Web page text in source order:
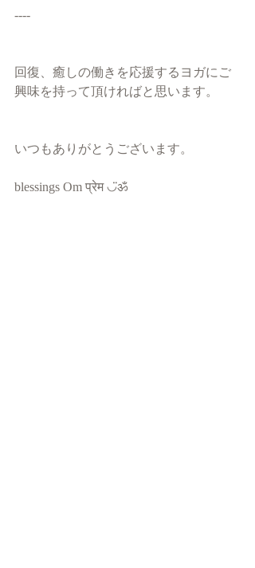
----
回復、癒しの働きを応援するヨガにご
興味を持って頂ければと思います。
いつもありがとうございます。
blessings Om प्रेम ◡̈ॐ